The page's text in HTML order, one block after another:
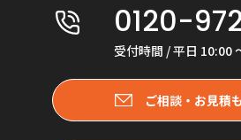
0120-
受付時間 / 平日 10:00
ご相談・お見積